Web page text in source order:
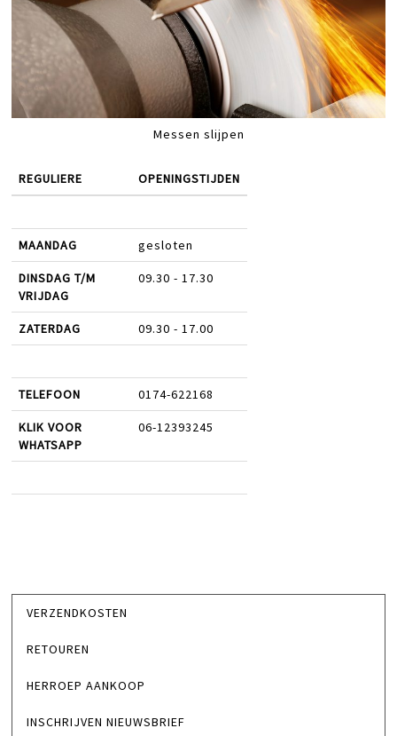
Messen slijpen
REGULIERE OPENINGSTIJDEN
MAANDAG gesloten
DINSDAG T/M
VRIJDAG
09.30 - 17.30
ZATERDAG 09.30 - 17.00
TELEFOON 0174-622168
KLIK VOOR
WHATSAPP
06-12393245
VERZENDKOSTEN
RETOUREN
HERROEP AANKOOP
INSCHRIJVEN NIEUWSBRIEF